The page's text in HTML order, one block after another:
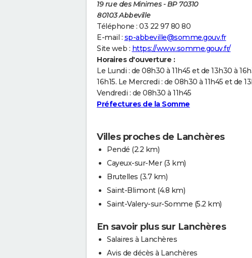
19 rue des Minimes - BP 70310
80103 Abbeville
Téléphone : 03 22 97 80 80
E-mail : sp-abbeville@somme.gouv.fr
Site web : https://www.somme.gouv.fr/
Horaires d'ouverture :
Le Lundi : de 08h30 à 11h45 et de 13h30 à
16h15. Le Mercredi : de 08h30 à 11h45 et de
Vendredi : de 08h30 à 11h45
Préfectures de la Somme
Villes proches de Lanchères
Pendé (2.2 km)
Cayeux-sur-Mer (3 km)
Brutelles (3.7 km)
Saint-Blimont (4.8 km)
Saint-Valery-sur-Somme (5.2 km)
En savoir plus sur Lanchères
Salaires à Lanchères
Avis de décès à Lanchères